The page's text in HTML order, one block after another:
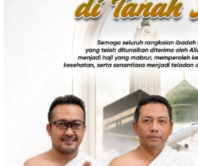
Copyright
Indonesia